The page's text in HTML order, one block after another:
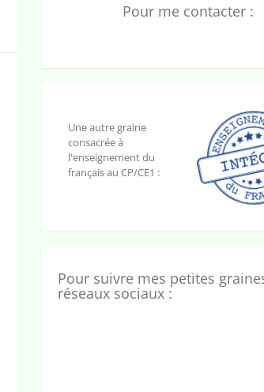
Pour me contacter :
Une autre graine
consacrée à
l'enseignement du
français au CP/CE1 :
Pour suivre mes petites
réseaux sociaux :